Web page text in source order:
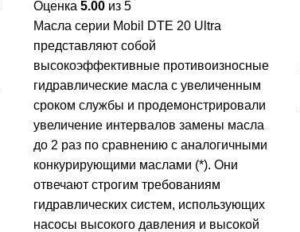
Оценка 5.00 из 5
Масла серии Mobil DTE 20 Ultra
представляют собой
высокоэффективные противоизносные
гидравлические масла с увеличенным
сроком службы и продемонстрировали
увеличение интервалов замены масла
до 2 раз по сравнению с аналогичными
конкурирующими маслами (*). Они
отвечают строгим требованиям
гидравлических систем, использующих
насосы высокого давления и высокой